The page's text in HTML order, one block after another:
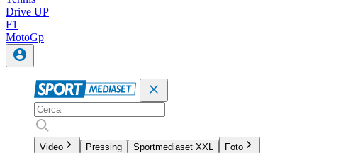
Drive UP
F1
MotoGp
Video Pressing Sportmediaset XXL
Foto